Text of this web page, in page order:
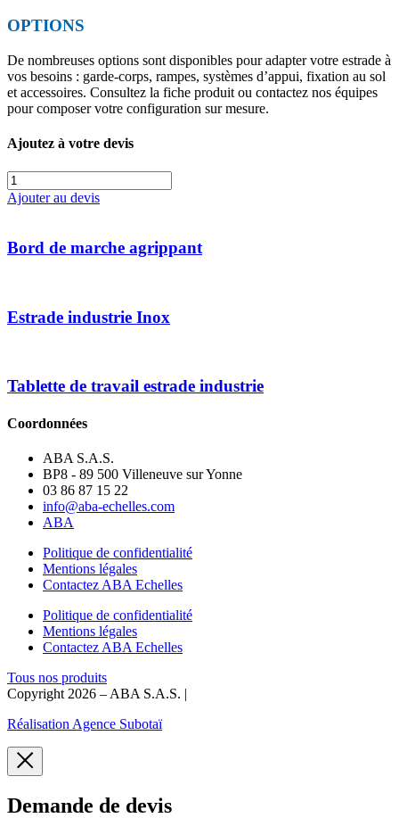
OPTIONS
De nombreuses options sont disponibles pour adapter votre estrade à
vos besoins : garde-corps, rampes, systèmes d’appui, fixation au sol
et accessoires. Consultez la fiche produit ou contactez nos équipes
pour composer votre configuration sur mesure.
Ajoutez à votre devis
quantité
de
Estrade
Ajouter au devis
Bord de marche agrippant
Estrade industrie Inox
Tablette de travail estrade industrie
Coordonnées
ABA S.A.S.
BP8 - 89 500 Villeneuve sur Yonne
03 86 87 15 22
info@aba-echelles.com
ABA
Politique de confidentialité
Mentions légales
Contactez ABA Echelles
Politique de confidentialité
Mentions légales
Contactez ABA Echelles
Tous nos produits
Copyright 2026 – ABA S.A.S. |
Réalisation Agence Subotaï
Demande de devis